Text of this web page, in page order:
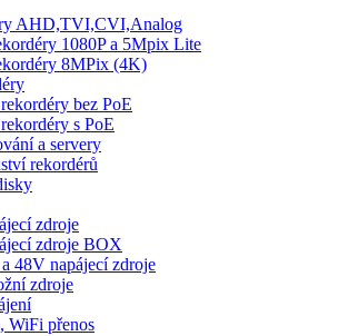
AHD,TVI,CVI,Analog
1080P a 5Mpix Lite
8MPix (4K)
bez PoE
s PoE
a servery
rekordérů
zdroje
zdroje BOX
48V napájecí zdroje
zdroje
WiFi přenos